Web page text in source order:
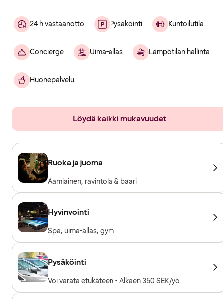
24 h vastaanotto Pysäköinti Kuntoilutila
Concierge Uima-allas Lämpötilan hallinta
Huonepalvelu
Löydä kaikki mukavuudet
Ruoka ja juoma
Aamiainen, ravintola & baari
Hyvinvointi
Spa, uima-allas, gym
Pysäköinti
Voi varata etukäteen • Alkaen 350 SEK/yö